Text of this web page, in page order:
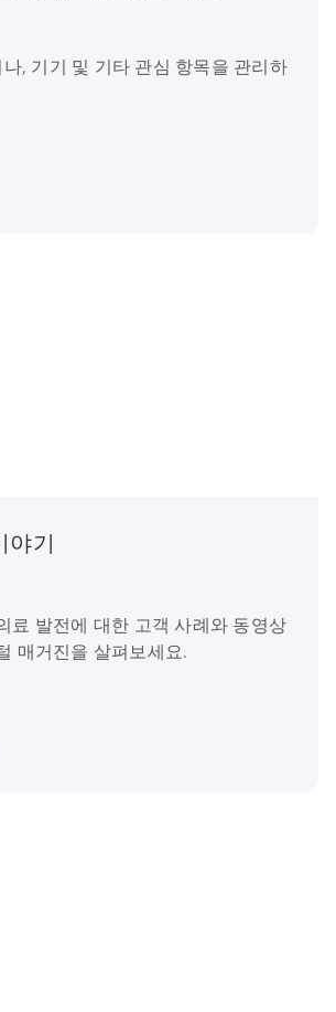
, 기기 및 기타 관심 항목을 관리하
야기
료 발전에 대한 고객 사례와 동영상
매거진을 살펴보세요.